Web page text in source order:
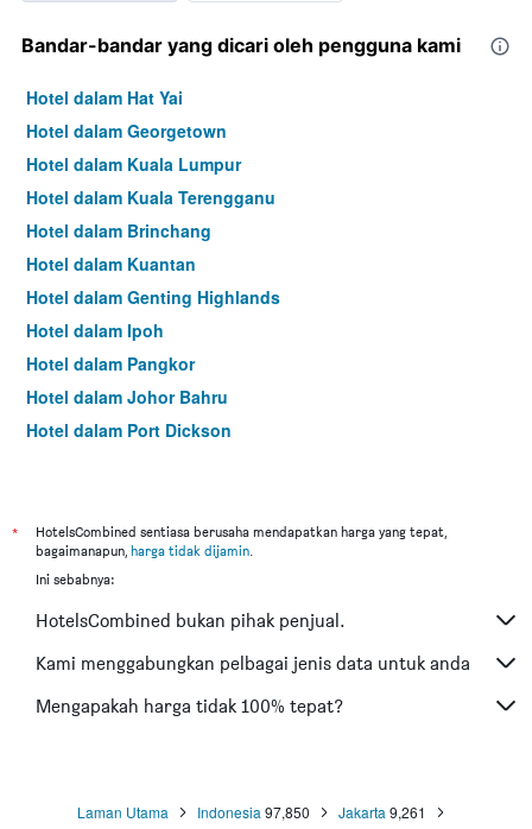
Bandar-bandar yang dicari oleh pengguna kami
Hotel dalam Hat Yai
Hotel dalam Georgetown
Hotel dalam Kuala Lumpur
Hotel dalam Kuala Terengganu
Hotel dalam Brinchang
Hotel dalam Kuantan
Hotel dalam Genting Highlands
Hotel dalam Ipoh
Hotel dalam Pangkor
Hotel dalam Johor Bahru
Hotel dalam Port Dickson
*
HotelsCombined sentiasa berusaha mendapatkan harga yang tepat,
bagaimanapun, harga tidak dijamin.
Ini sebabnya:
HotelsCombined bukan pihak penjual.
Kami menggabungkan pelbagai jenis data untuk anda
Mengapakah harga tidak 100% tepat?
Laman Utama Indonesia 97,850 Jakarta 9,261